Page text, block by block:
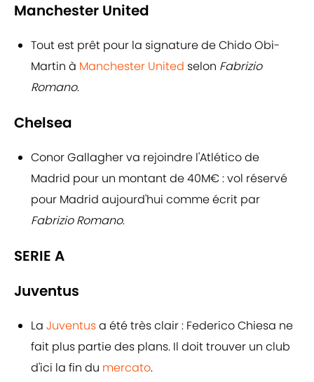
Manchester United
Tout est prêt pour la signature de Chido Obi-
Martin à Manchester United selon Fabrizio
Romano.
Chelsea
Conor Gallagher va rejoindre l'Atlético de
Madrid pour un montant de 40M€ : vol réservé
pour Madrid aujourd'hui comme écrit par
Fabrizio Romano.
SERIE A
Juventus
La Juventusa été très clair : Federico Chiesa ne
fait plus partie des plans. Il doit trouver un club
d'ici la fin du mercato.